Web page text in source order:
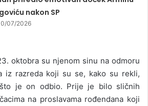
nakon SP
07/2026
oktobra su njenom sinu na odmoru
iz razreda koji su se, kako su rekli,
je on odbio. Prije je bilo sličnih
na proslavama rođendana koji